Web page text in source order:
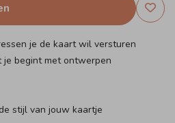
je de kaart wil versturen
je begint met ontwerpen
stijl van jouw kaartje